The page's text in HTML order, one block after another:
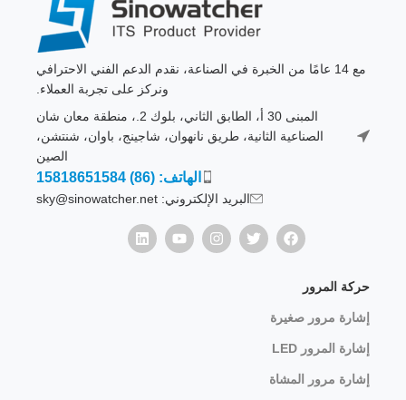
مع 14 عامًا من الخبرة في الصناعة، نقدم الدعم الفني الاحترافي
ونركز على تجربة العملاء.
المبنى 30 أ، الطابق الثاني، بلوك 2.، منطقة معان شان
الصناعية الثانية، طريق نانهوان، شاجينج، باوان، شنتشن،
الصين
الهاتف: (86) 15818651584
البريد الإلكتروني: sky@sinowatcher.net
حركة المرور
إشارة مرور صغيرة
إشارة المرور LED
إشارة مرور المشاة